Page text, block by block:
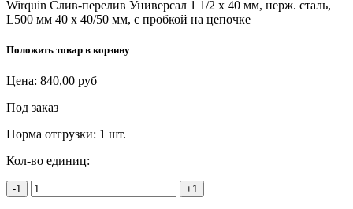
Wirquin Слив-перелив Универсал 1 1/2 х 40 мм, нерж. сталь,
L500 мм 40 х 40/50 мм, с пробкой на цепочке
Положить товар в корзину
Цена: 840,00 руб
Под заказ
Норма отгрузки: 1 шт.
Кол-во единиц:
-1 +1